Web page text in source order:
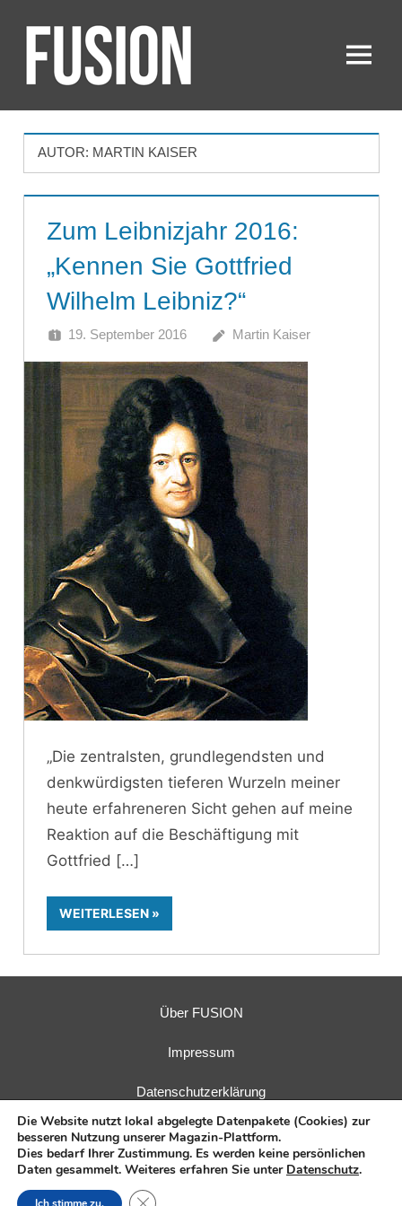
Inhalt
springenFUSION Menü
AUTOR: MARTIN KAISER
Zum Leibnizjahr 2016:
„Kennen Sie Gottfried
Wilhelm Leibniz?“
19. September 2016 Martin Kaiser
„Die zentralsten, grundlegendsten und
denkwürdigsten tieferen Wurzeln meiner
heute erfahreneren Sicht gehen auf meine
Reaktion auf die Beschäftigung mit
Gottfried
WEITERLESEN
Über FUSION
Impressum
Datenschutzerklärung
Herausgeber:Fusions-Energie-Forum e. V.| Verlag:E.I.R.
Die Website nutzt lokal abgelegte Datenpakete (Cookies) zur
besseren Nutzung unserer Magazin-Plattform.
Dies bedarf Ihrer Zustimmung. Es werden keine persönlichen
Daten gesammelt. Weiteres erfahren Sie unter Datenschutz.
Close GDPR Cookie Banner